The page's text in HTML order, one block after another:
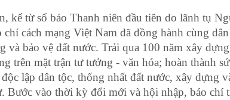
kể từ số báo Thanh niên đầu tiên do lãnh tụ
cách mạng Việt Nam đã đồng hành cùng
bảo vệ đất nước. Trải qua 100 năm xây
trên mặt trận tư tưởng - văn hóa; hoàn thành
lập dân tộc, thống nhất đất nước, xây dựng
Bước vào thời kỳ đổi mới và hội nhập, báo chí